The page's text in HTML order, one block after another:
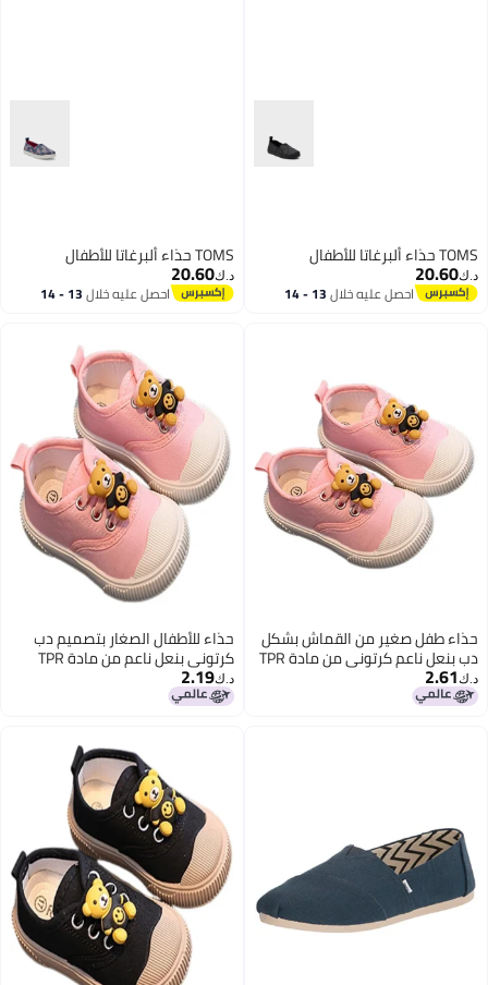
TOMS حذاء ألبرغاتا للأطفال
د.ك‏20.60
احصل عليه خلال 13 - 14
اغسطس
TOMS حذاء ألبرغاتا للأطفال
د.ك‏20.60
احصل عليه خلال 13 - 14
اغسطس
حذاء طفل صغير من القماش بشكل
دب بنعل ناعم كرتوني من مادة TPR
د.ك‏2.61
حذاء للأطفال الصغار بتصميم دب
كرتوني بنعل ناعم من مادة TPR
ونعل قماشي.
د.ك‏2.19